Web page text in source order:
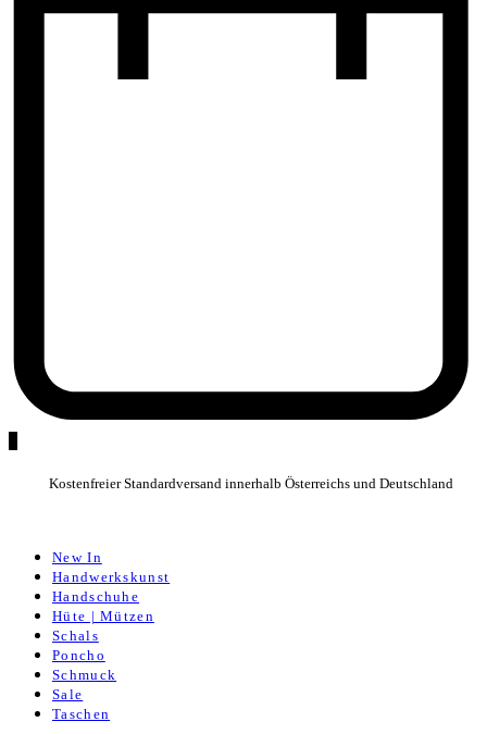
Kostenfreier Standardversand innerhalb Österreichs und Deutschland
New In
Handwerkskunst
Handschuhe
Hüte | Mützen
Schals
Poncho
Schmuck
Sale
Taschen